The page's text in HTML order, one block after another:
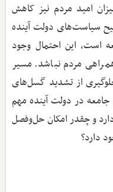
امید مردم نیز کاهش
سیاست‌های دولت آینده
است، این احتمال وجود
مردم نباشد. مسیر
از تشدید گسل‌های
در دولت آینده مهم
و چقدر امکان حل‌وفصل
دارد؟